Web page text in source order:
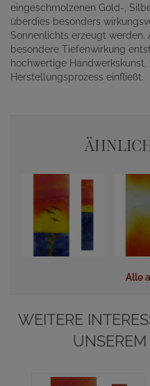
eingeschmolzenen Gold-,
überdies besonders
Sonnenlichts erzeugt werden.
besondere Tiefenwirkung
hochwertige
Herstellungsprozess einfließt.
Alle
WEITERE